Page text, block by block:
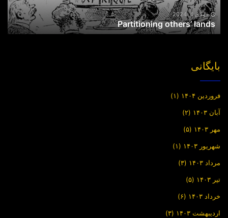
جولای 4, 2024
Partitioning others’ lands
بایگانی
فروردین ۱۴۰۴ (۱)
آبان ۱۴۰۳ (۲)
مهر ۱۴۰۳ (۵)
شهریور ۱۴۰۳ (۱)
مرداد ۱۴۰۳ (۳)
تیر ۱۴۰۳ (۵)
خرداد ۱۴۰۳ (۶)
اردیبهشت ۱۴۰۳ (۳)